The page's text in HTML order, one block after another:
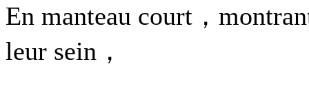
En manteau court，
leur sein，